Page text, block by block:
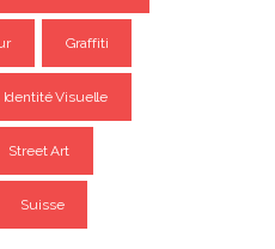
Graffiti
Identité Visuelle
Street Art
Suisse